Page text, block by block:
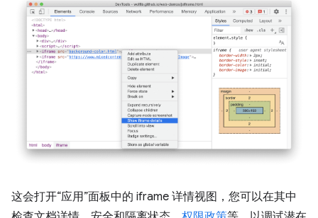
这会打开“应用”面板中的 iframe 详情视图，您可以在其中